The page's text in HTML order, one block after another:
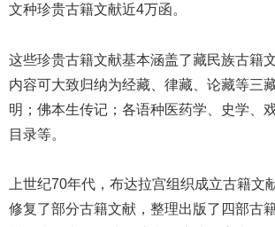
文种珍贵古籍文献近4万函。
这些珍贵古籍文献基本涵盖了藏民族古籍
内容可大致归纳为经藏、律藏、论藏等三
明；佛本生传记；各语种医药学、史学、
目录等。
上世纪70年代，布达拉宫组织成立古籍文
修复了部分古籍文献，整理出版了四部古